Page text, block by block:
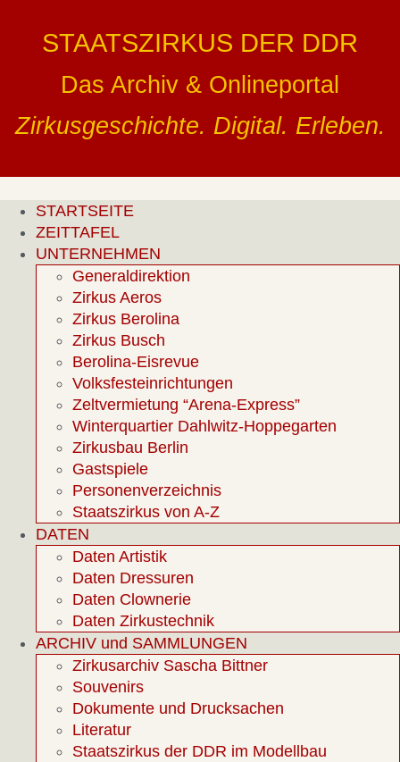
springenSTAATSZIRKUS DER DDR
Das Archiv & Onlineportal
Zirkusgeschichte. Digital. Erleben.
STARTSEITE
ZEITTAFEL
UNTERNEHMEN
Generaldirektion
Zirkus Aeros
Zirkus Berolina
Zirkus Busch
Berolina-Eisrevue
Volksfesteinrichtungen
Zeltvermietung “Arena-Express”
Winterquartier Dahlwitz-Hoppegarten
Zirkusbau Berlin
Gastspiele
Personenverzeichnis
Staatszirkus von A-Z
DATEN
Daten Artistik
Daten Dressuren
Daten Clownerie
Daten Zirkustechnik
ARCHIV und SAMMLUNGEN
Zirkusarchiv Sascha Bittner
Souvenirs
Dokumente und Drucksachen
Literatur
Staatszirkus der DDR im Modellbau